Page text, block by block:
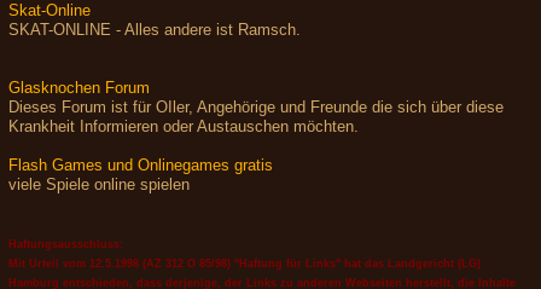
Skat-Online
SKAT-ONLINE - Alles andere ist Ramsch.
Glasknochen Forum
Dieses Forum ist für OIler, Angehörige und Freunde die sich über diese
Krankheit Informieren oder Austauschen möchten.
Flash Games und Onlinegames gratis
viele Spiele online spielen
Haftungsausschluss:
Mit Urteil vom 12.5.1998 (AZ 312 O 85/98) "Haftung für Links" hat das Landgericht (LG)
Hamburg entschieden, dass derjenige, der Links zu anderen Webseiten herstellt, die Inhalte